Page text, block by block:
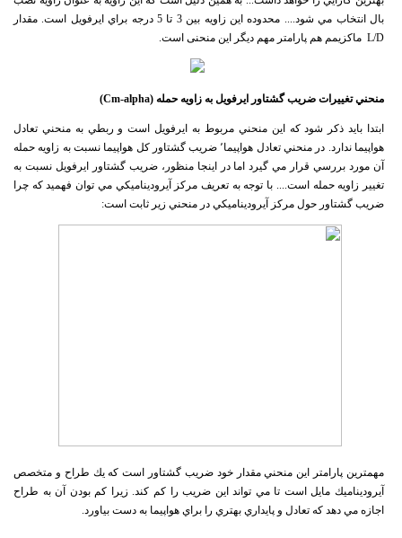
بال انتخاب مي شود.... محدوده اين زاويه بين 3 تا 5 درجه براي ايرفويل است. مقدار
L/D ماکزیمم هم پارامتر مهم دیگر این منحنی است.
منحني تغييرات ضريب گشتاور ايرفويل به زاويه حمله (Cm-alpha
)
ابتدا بايد ذكر شود كه اين منحني مربوط به ايرفويل است و ربطي به منحني تعادل
هواپيما ندارد. در منحني تعادل هواپيما٬ ضريب گشتاور كل هواپيما نسبت به زاويه حمله
آن مورد بررسي قرار مي گيرد اما در اينجا منظور، ضريب گشتاور ايرفويل نسبت به
تغيير زاويه حمله است.... با توجه به تعريف مركز آيروديناميكي مي توان فهميد كه چرا
ضريب گشتاور حول مركز آيروديناميكي در منحني زير ثابت است:
مهمترين پارامتر اين منحني مقدار خود ضريب گشتاور است كه يك طراح و متخصص
آيروديناميك مايل است تا مي تواند اين ضريب را كم كند. زيرا كم بودن آن به طراح
اجازه مي دهد كه تعادل و پايداري بهتري را براي هواپيما به دست بياورد.